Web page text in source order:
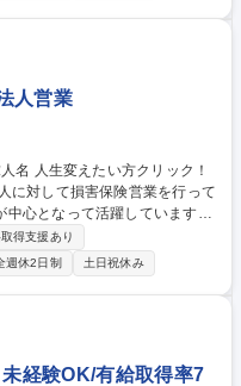
した先輩も！努力次第で、課
はもちろんのこと、お客様の
にリスクコンサルを行うた
として、多くのお客様に選ば
クリック！
人営業
に対して損害保険営業を行って
中心となって活躍しています！
験の方もご安心ください。
、保険商品やアポイントメン
らの活躍実績多数！さらに未経
！努力次第で、課長・役員と上
こと、お客様の事業への深い
サルを行うため、保険の販売
お客様に選ばれています！ 募
得支援あり
週休2日制 土日祝休み
経験OK/有給取得率7